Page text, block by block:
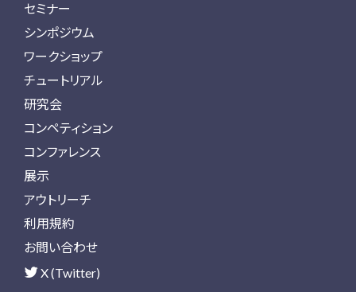
セミナー
シンポジウム
ワークショップ
チュートリアル
研究会
コンペティション
コンファレンス
展示
アウトリーチ
利用規約
お問い合わせ
X (Twitter)